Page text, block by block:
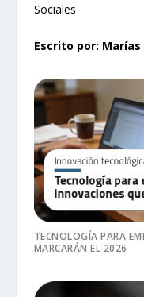
Sociales
Escrito por: Marías
TECNOLOGÍA PARA
MARCARÁN EL 2026